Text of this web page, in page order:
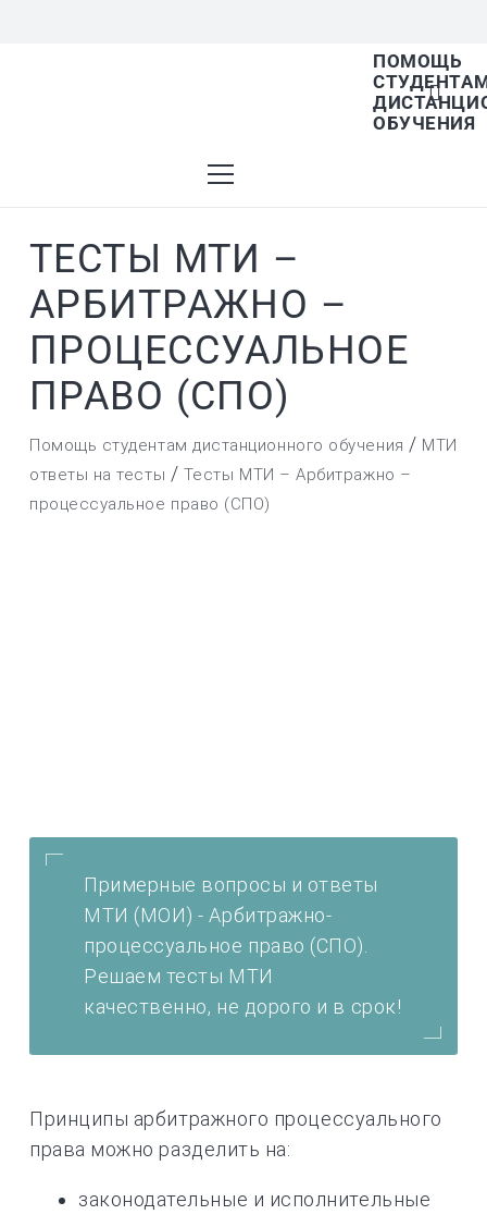
ПОМОЩЬ
ОБУЧЕНИЯ
списке найденных результатов
вверх и вниз для выбора и Enter для
на нужную страницу. Если у вас
с тачскрином, используйте
или нажатие.
ТЕСТЫ МТИ –
АРБИТРАЖНО –
ПРОЦЕССУАЛЬНОЕ
ПРАВО (СПО)
Помощь студентам дистанционного обучения / МТИ
ответы на тесты / Тесты МТИ – Арбитражно –
процессуальное право (СПО)
Примерные вопросы и ответы
МТИ (МОИ) - Арбитражно-
процессуальное право (СПО).
Решаем тесты МТИ
качественно, не дорого и в срок!
Принципы арбитражного процессуального
права можно разделить на:
законодательные и исполнительные